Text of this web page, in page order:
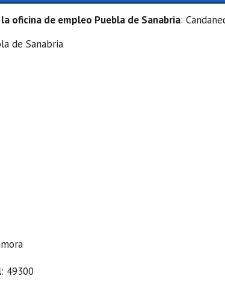
oficina de empleo Puebla de Sanabria:
de Sanabria
: 49300